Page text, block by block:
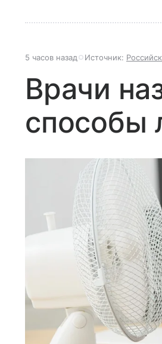
5 часов назад Источник:
Врачи
способы